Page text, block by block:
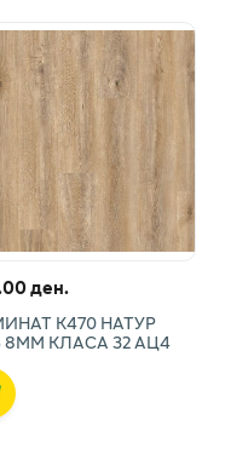
ден.
К470 НАТУР
КЛАСА 32 АЦ4